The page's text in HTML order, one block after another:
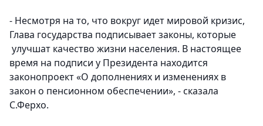
- Несмотря на то, что вокруг идет мировой кризис,
Глава государства подписывает законы, которые
улучшат качество жизни населения. В настоящее
время на подписи у Президента находится
законопроект «О дополнениях и изменениях в
закон о пенсионном обеспечении», - сказала
С.Ферхо.